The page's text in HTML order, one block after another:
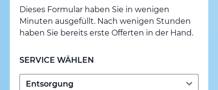
Dieses Formular haben Sie in wenigen
Minuten ausgefüllt. Nach wenigen Stunden
haben Sie bereits erste Offerten in der Hand.
SERVICE WÄHLEN